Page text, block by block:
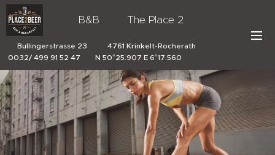
B&B The Place 2
Bullingerstrasse 23 4761 Krinkelt-Rocherath
0032/ 499 91 52 47 N 50°25.907 E 6°17.560